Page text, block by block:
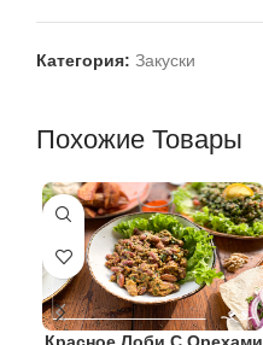
Категория: Закуски
Похожие Товары
Красное Лоби С Орехами